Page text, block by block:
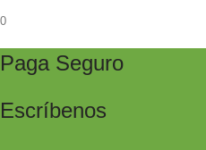
0
Paga Seguro
Escríbenos